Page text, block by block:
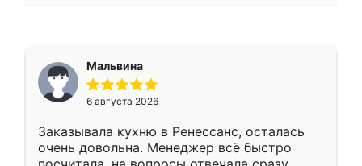
Мальвина
6 августа 2026
Заказывала кухню в Ренессанс, осталась
очень довольна. Менеджер всё быстро